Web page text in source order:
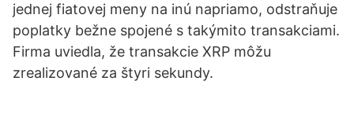
jednej fiatovej meny na inú napriamo, odstraňuje
poplatky bežne spojené s takýmito transakciami.
Firma uviedla, že transakcie XRP môžu
zrealizované za štyri sekundy.